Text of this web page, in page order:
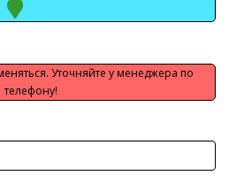
Уточняйте у менеджера по
телефону!